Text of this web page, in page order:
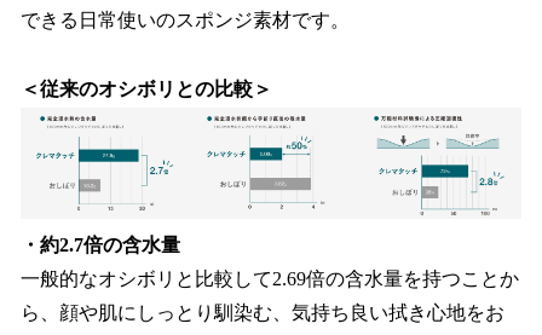
できる​日常​使いの​スポンジ素材です。​
＜従来のオシボリとの比較＞
・約2.7倍の含水量
一般的なオシボリと比較して2.69倍の含水量を持つことか
ら、​顔や​肌に​しっとり​馴染む、 気持ち良い拭き心地をお